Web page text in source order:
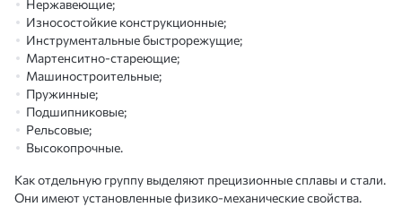
Нержавеющие;
Износостойкие конструкционные;
Инструментальные быстрорежущие;
Мартенситно-стареющие;
Машиностроительные;
Пружинные;
Подшипниковые;
Рельсовые;
Высокопрочные.
Как отдельную группу выделяют прецизионные сплавы и стали.
Они имеют установленные физико-механические свойства.